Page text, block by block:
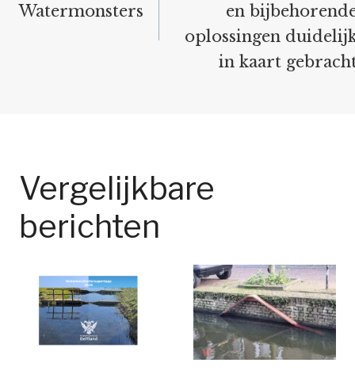
Watermonsters
en
oplossingen
in kaart
Vergelijkbare
berichten